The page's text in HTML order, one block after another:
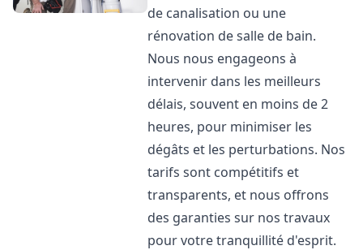
de canalisation ou une
rénovation de salle de bain.
Nous nous engageons à
intervenir dans les meilleurs
délais, souvent en moins de 2
heures, pour minimiser les
dégâts et les perturbations. Nos
tarifs sont compétitifs et
transparents, et nous offrons
des garanties sur nos travaux
pour votre tranquillité d'esprit.